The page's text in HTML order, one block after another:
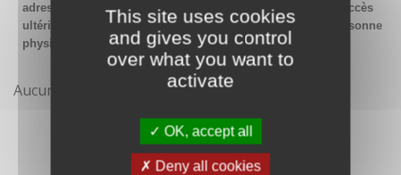
This site uses cookies
and gives you control
over what you want to
activate
OK, accept all
Deny all cookies
adresse email générique de l'organisme afin de garantir l'accès
ultérieur au compte même en cas de changement de la personne
physique gestionnaire.
Aucune démarche pour le moment